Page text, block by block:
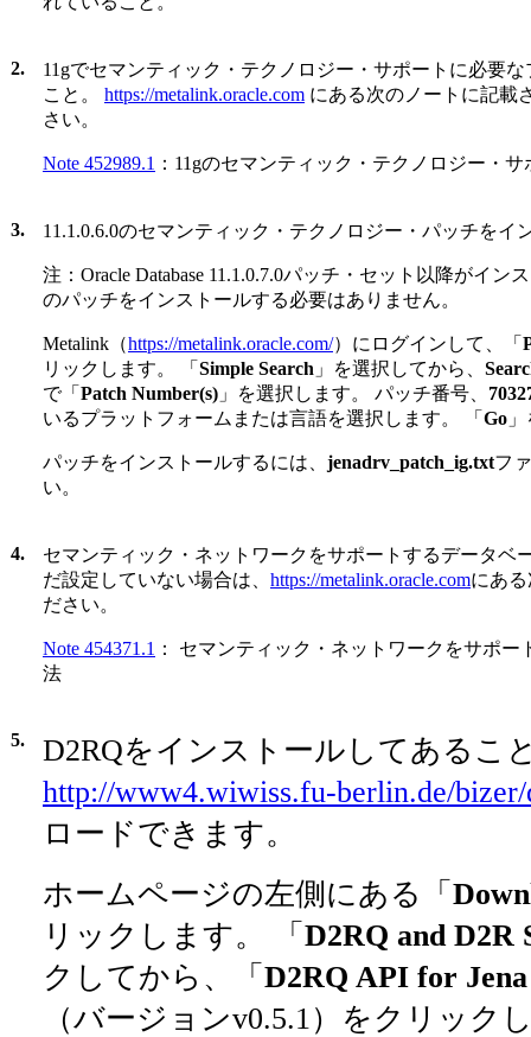
2. 11gでセマンティック・テクノロジー・サポートに必要
こと。 https://metalink.oracle.com にある次のノートに記載
さい。
Note 452989.1 ：11gのセマンティック・テクノロジー・
3. 11.1.0.6.0のセマンティック・テクノロジー・パッチをイ
注：Oracle Database 11.1.0.7.0パッチ・セット以降がイン
のパッチをインストールする必要はありません。
Metalink（https://metalink.oracle.com/）にログインして、「
リックします。 「 Simple Search 」を選択してから、
で「 Patch Number(s) 」を選択します。 パッチ番号、
いるプラットフォームまたは言語を選択します。 「 Go
パッチをインストールするには、 jenadrv_patch_ig.txtフ
い。
4.
セマンティック・ネットワークをサポートするデータベ
だ設定していない場合は、 https://metalink.oracle.comにあ
ださい。
Note 454371.1 ： セマンティック・ネットワークをサポ
法
5.
D2RQをインストールしてあるこ
http://www4.wiwiss.fu-berlin.de/
ロードできます。
ホームページの左側にある「
リックします。 「 D2RQ and D2R
クしてから、「 D2RQ API for Jena
（バージョンv0.5.1）をクリック